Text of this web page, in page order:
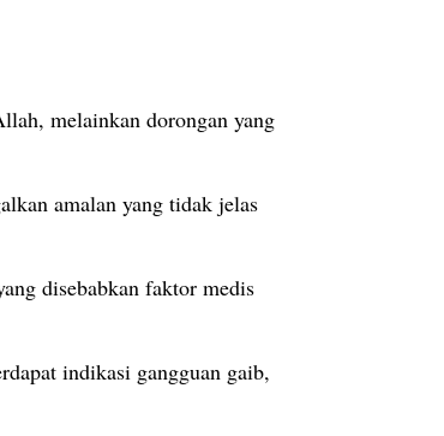
melainkan dorongan yang
amalan yang tidak jelas
disebabkan faktor medis
indikasi gangguan gaib,